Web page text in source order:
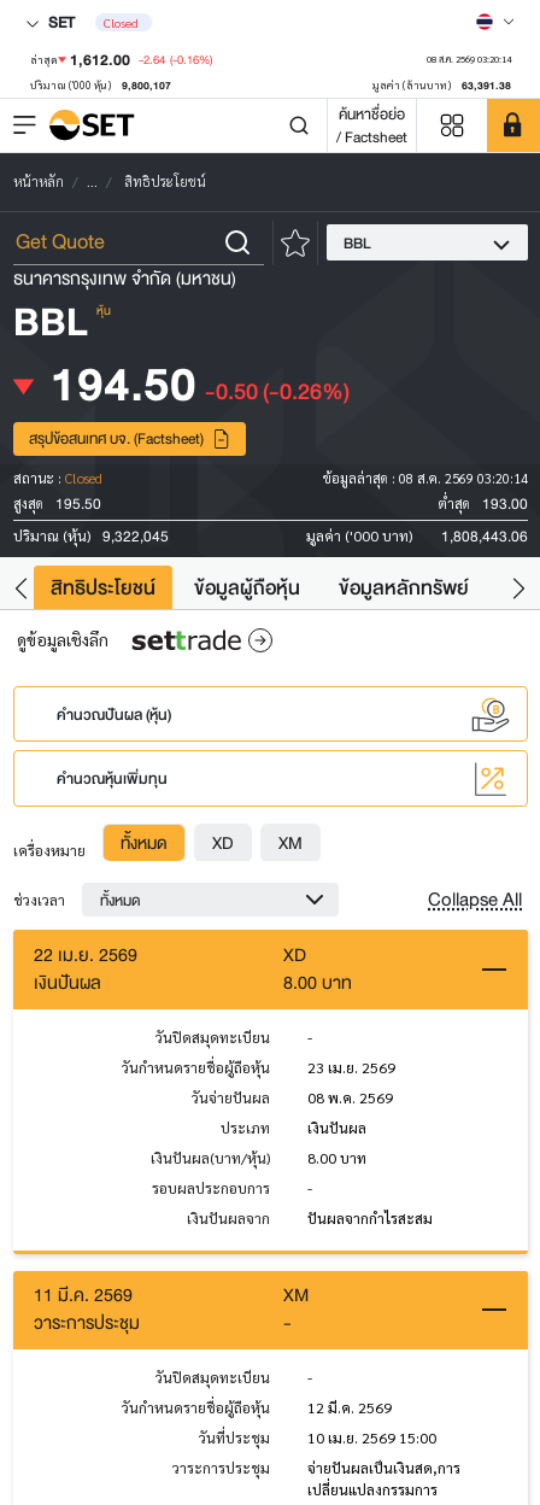
SET Closed
ล่าสุด 1,612.00 -2.64 (-0.16%) 08 ส.ค. 2569 03:20:14
ปริมาณ ('000 หุ้น) 9,800,107 มูลค่า (ล้านบาท) 63,391.38
ค้นหาชื่อย่อ
/ Factsheet
หน้าหลัก ... สิทธิประโยชน์
BBL
ธนาคารกรุงเทพ จำกัด (มหาชน)
BBL หุ้น
194.50 -0.50(-0.26%)
สรุปข้อสนเทศ บจ. (Factsheet)
สถานะ : Closed ข้อมูลล่าสุด : 08 ส.ค. 2569 03:20:14
สูงสุด
195.50 ต่ำสุด 193.00
ปริมาณ (หุ้น) 9,322,045 มูลค่า ('000 บาท) 1,808,443.06
สิทธิประโยชน์ ข้อมูลผู้ถือหุ้น ข้อมูลหลักทรัพย์
ดูข้อมูลเชิงลึก
คำนวณปันผล (หุ้น)
คำนวณหุ้นเพิ่มทุน
เครื่องหมาย ทั้งหมด XD XM
ช่วงเวลา ทั้งหมด Collapse All
22 เม.ย. 2569
XD
เงินปันผล
8.00 บาท
วันปิดสมุดทะเบียน
-
วันกำหนดรายชื่อผู้ถือหุ้น
23 เม.ย. 2569
วันจ่ายปันผล
08 พ.ค. 2569
ประเภท
เงินปันผล
เงินปันผล(บาท/หุ้น)
8.00 บาท
รอบผลประกอบการ
-
เงินปันผลจาก
ปันผลจากกำไรสะสม
11 มี.ค. 2569
XM
วาระการประชุม
-
วันปิดสมุดทะเบียน
-
วันกำหนดรายชื่อผู้ถือหุ้น
12 มี.ค. 2569
วันที่ประชุม
10 เม.ย. 2569 15:00
วาระการประชุม
จ่ายปันผลเป็นเงินสด,การ
เปลี่ยนแปลงกรรมการ